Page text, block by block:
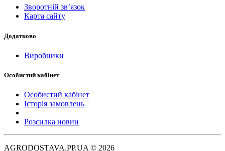
Зворотній зв’язок
Карта сайту
Додатково
Виробники
Особистий кабінет
Особистий кабінет
Історія замовлень
Розсилка новин
AGRODOSTAVA.PP.UA © 2026